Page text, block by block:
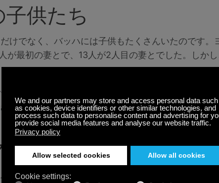
供たち
けでなく、バッハには子供もたくさんいたのです。
が最初の妻とで、13人が2人目の妻とでした。しか
ン、カール・フィリップ・エマニュエル、「イング
、彼の息子の何人かが作曲家になりました。
クダレーナ・バッハ
ッハ（1701-1760）は歌手で、ヨハン・セバスチャ